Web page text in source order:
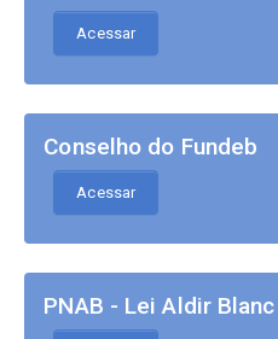
Acessar
Conselho do Fundeb
Acessar
PNAB - Lei Aldir Blanc